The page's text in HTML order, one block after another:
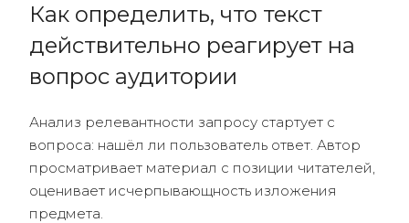
Как определить, что текст
действительно реагирует на
вопрос аудитории
Анализ релевантности запросу стартует с
вопроса: нашёл ли пользователь ответ. Автор
просматривает материал с позиции читателей,
оценивает исчерпывающность изложения
предмета.